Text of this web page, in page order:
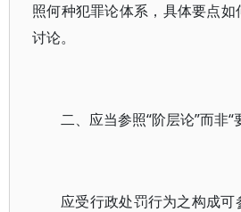
照何种犯罪论体系，具体要点
讨论。
二、应当参照“阶层论”而非“
应受行政处罚行为之构成可